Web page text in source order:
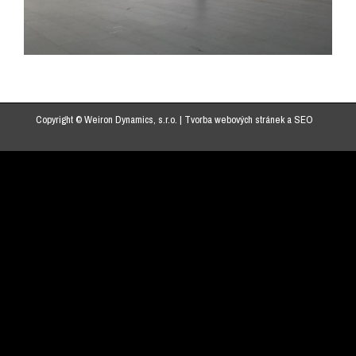
Copyright © Weiron Dynamics, s.r.o. | Tvorba webových stráneka SEO